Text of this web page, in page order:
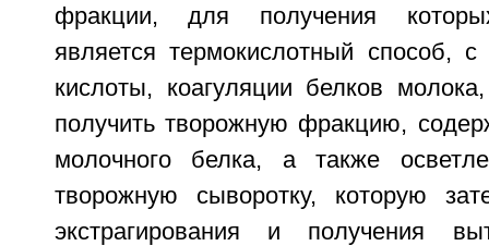
фракции, для получения
является термокислотный способ,
кислоты, коагуляции белков
получить творожную фракцию,
молочного белка, а также
творожную сыворотку, которую
экстрагирования и получения